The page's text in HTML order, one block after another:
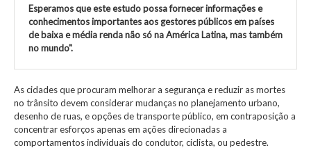
Esperamos que este estudo possa fornecer informações e
conhecimentos importantes aos gestores públicos em países
de baixa e média renda não só na América Latina, mas também
no mundo".
As cidades que procuram melhorar a segurança e reduzir as mortes
no trânsito devem considerar mudanças no planejamento urbano,
desenho de ruas, e opções de transporte público, em contraposição a
concentrar esforços apenas em ações direcionadas a
comportamentos individuais do condutor, ciclista, ou pedestre.